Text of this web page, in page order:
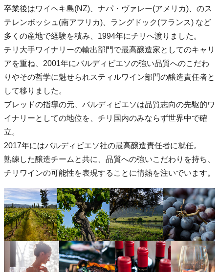
卒業後はワイヘキ島(NZ)、ナパ・ヴァレー(アメリカ)、のス
テレンボッシュ(南アフリカ)、ラングドック(フランス) など
多くの産地で経験を積み、1994年にチリへ渡りました。
チリ大手ワイナリーの輸出部門で最高醸造家としてのキャリ
アを重ね、2001年にバルディビエソの強い品質へのこだわ
りやその哲学に魅せられスティルワイン部門の醸造責任者と
して移りました。
ブレッドの指導の元、バルディビエソは品質志向の先駆的ワ
イナリーとしての地位を、チリ国内のみならず世界中で確
立。
2017年にはバルディビエソ社の最高醸造責任者に就任。
熟練した醸造チームと共に、品質への強いこだわりを持ち、
チリワインの可能性を表現することに情熱を注いでいます。